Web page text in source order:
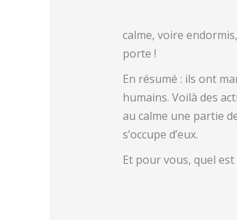
calme, voire
porte !
En résumé : ils ont
humains. Voilà des
au calme une partie
s’occupe d’eux.
Et pour vous, quel